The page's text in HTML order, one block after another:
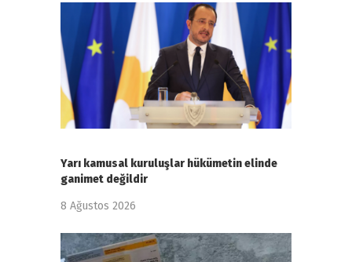
Yarı kamusal kuruluşlar hükümetin elinde
ganimet değildir
8 Ağustos 2026